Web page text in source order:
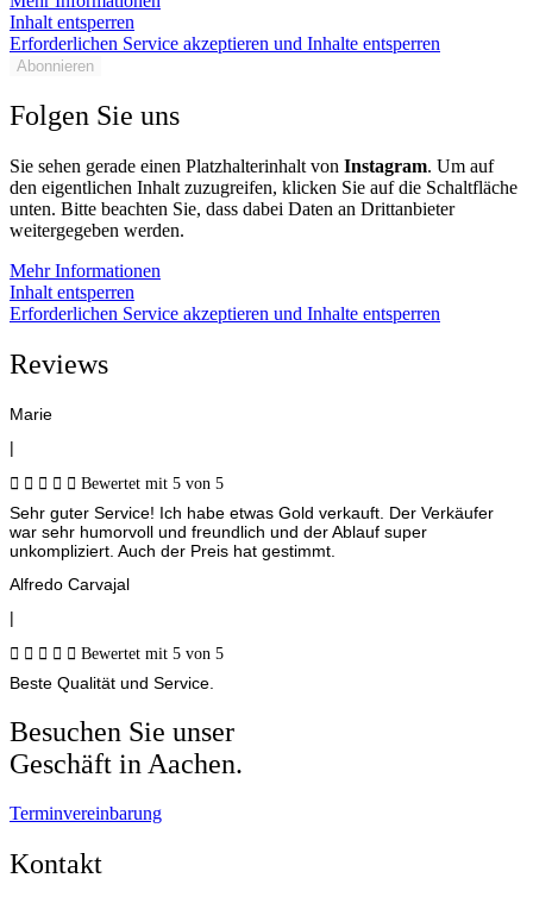
Inhalt entsperren
Erforderlichen Service akzeptieren und Inhalte entsperren
Abonnieren
Folgen Sie uns
Sie sehen gerade einen Platzhalterinhalt von Instagram. Um auf
den eigentlichen Inhalt zuzugreifen, klicken Sie auf die Schaltfläche
unten. Bitte beachten Sie, dass dabei Daten an Drittanbieter
weitergegeben werden.
Mehr Informationen
Inhalt entsperren
Erforderlichen Service akzeptieren und Inhalte entsperren
Reviews
Marie
|
     Bewertet mit 5 von 5
Sehr guter Service! Ich habe etwas Gold verkauft. Der Verkäufer
war sehr humorvoll und freundlich und der Ablauf super
unkompliziert. Auch der Preis hat gestimmt.
Alfredo Carvajal
|
     Bewertet mit 5 von 5
Beste Qualität und Service.
Besuchen Sie unser
Geschäft in Aachen.
Terminvereinbarung
Kontakt